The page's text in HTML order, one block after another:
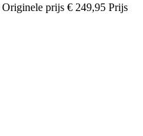
Originele prijs € 249,95 Prijs